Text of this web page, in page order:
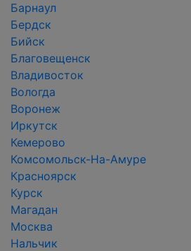
Барнаул
Бердск
Бийск
Благовещенск
Владивосток
Вологда
Воронеж
Иркутск
Кемерово
Комсомольск-На-Амуре
Красноярск
Курск
Магадан
Москва
Нальчик